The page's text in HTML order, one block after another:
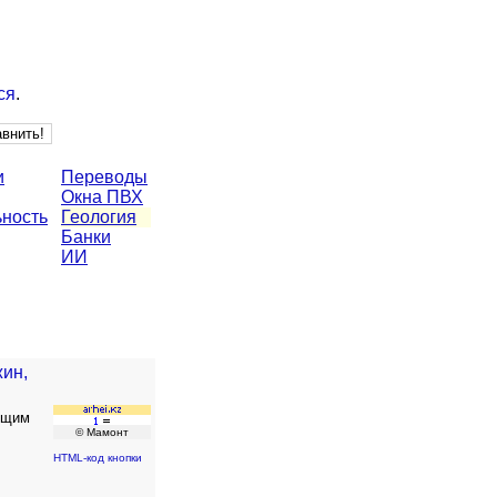
.
Переводы
Окна ПВХ
Геология
Банки
ИИ
© Мамонт
HTML-код кнопки